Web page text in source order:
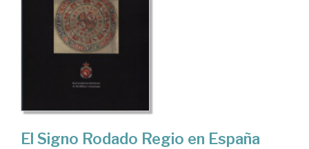
El Signo Rodado Regio en España